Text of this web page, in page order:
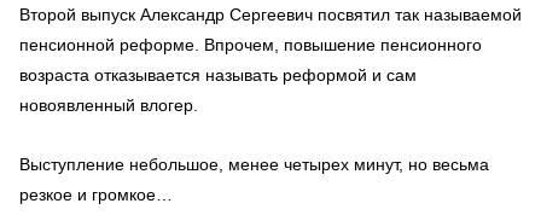
Второй выпуск Александр Сергеевич посвятил так называемой
пенсионной реформе. Впрочем, повышение пенсионного
возраста отказывается называть реформой и сам
новоявленный влогер.
Выступление небольшое, менее четырех минут, но весьма
резкое и громкое…